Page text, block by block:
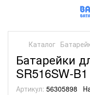
Каталог
Батарейки
SR516SW-
Артикул: 56305898